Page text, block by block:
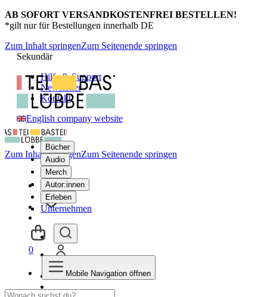
AB SOFORT VERSANDKOSTENFREI BESTELLEN!
*gilt nur für Bestellungen innerhalb DE
Zum Inhalt springenZum Seitenende springen
Sekundär
Hilfe & Support
Newsletter
Kontakt
English company website
Bücher
Audio
Merch
Autor:innen
Erleben
Unternehmen
Zum Inhalt springenZum Seitenende springen
0
Mobile Navigation öffnen